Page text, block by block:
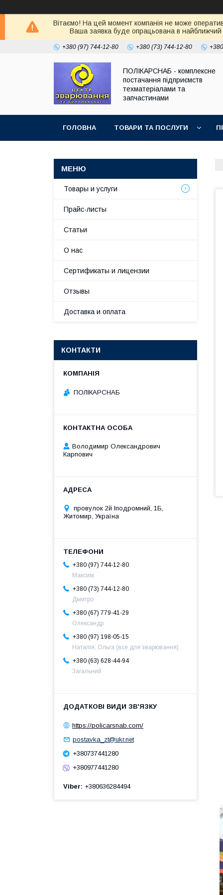
Вітаємо! На цей момент компанія не може
Ваша заявка буде опрацьована в
+380 (97) 744-12-80 +380 (73) 744-12-80
ПОЛІКАРСНАБ - комплексне
постачання підприємств
техматеріалами та
запчастинами
ГОЛОВНА ТОВАРИ ТА ПОСЛУГИ
Товары и услуги
Прайс-листы
Статьи
О нас
Сертификаты и лицензии
Отзывы
Доставка и оплата
КОНТАКТИ
ПОЛІКАРСНАБ
Володимир Олександрович
Карпович
провулок 2й Іподромний, 1Б,
Житомир, Україна
+380 (97) 744-12-80
Максим
+380 (73) 744-12-80
Дмитро
+380 (67) 779-41-29
Олександр
+380 (97) 198-05-15
Наталія, Ольга (все для зварювання)
+380 (63) 628-44-94
Загальний
https://policarsnab.com/
postavka_zt@ukr.net
+380737441280
+380977441280
Viber +380636284494